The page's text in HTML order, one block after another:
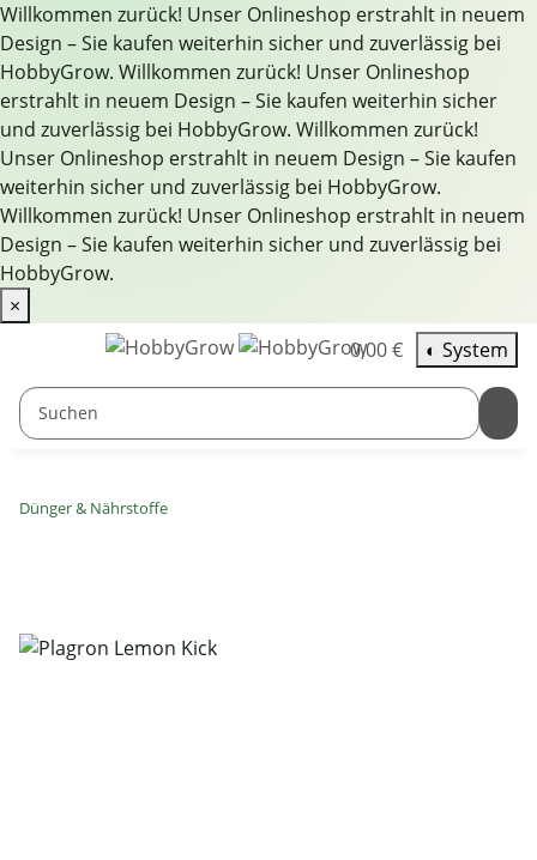
Willkommen zurück! Unser Onlineshop erstrahlt in neuem
Design – Sie kaufen weiterhin sicher und zuverlässig bei
HobbyGrow. Willkommen zurück! Unser Onlineshop
erstrahlt in neuem Design – Sie kaufen weiterhin sicher
und zuverlässig bei HobbyGrow. Willkommen zurück!
Unser Onlineshop erstrahlt in neuem Design – Sie kaufen
weiterhin sicher und zuverlässig bei HobbyGrow.
Willkommen zurück! Unser Onlineshop erstrahlt in neuem
Design – Sie kaufen weiterhin sicher und zuverlässig bei
HobbyGrow.
×
0,00 €
◐ System
Dünger & Nährstoffe